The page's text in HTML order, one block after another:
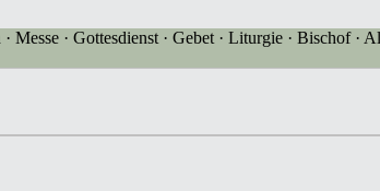
Messe · Gottesdienst · Gebet · Liturgie · Bischof ·